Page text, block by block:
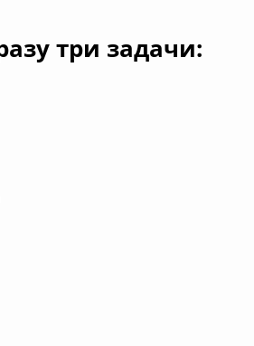
три задачи: